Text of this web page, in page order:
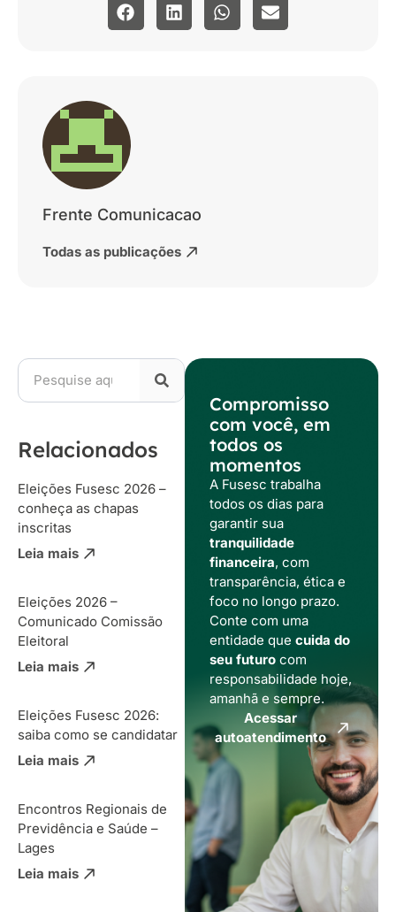
Frente Comunicacao
Todas as publicações
Relacionados
Eleições Fusesc 2026 –
conheça as chapas
inscritas
Leia mais
Eleições 2026 –
Comunicado Comissão
Eleitoral
Leia mais
Eleições Fusesc 2026:
saiba como se candidatar
Leia mais
Encontros Regionais de
Previdência e Saúde –
Lages
Leia mais
Compromisso
com você, em
todos os
momentos
A Fusesc trabalha
todos os dias para
garantir sua
tranquilidade
financeira, com
transparência, ética e
foco no longo prazo.
Conte com uma
entidade que cuida do
seu futurocom
responsabilidade hoje,
amanhã e sempre.
Acessar
autoatendimento